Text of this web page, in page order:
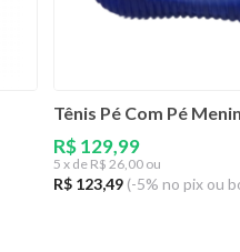
Tênis Pé Com Pé
R$ 129,99
5 x de R$ 26,00 ou
R$ 123,49 (-5% no pix ou